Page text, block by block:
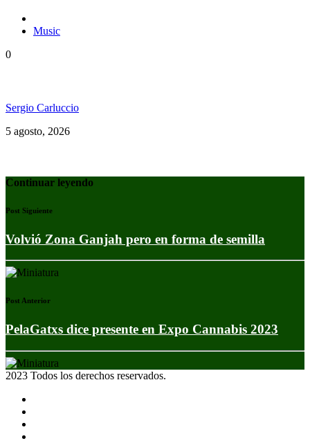
Music
0
Sergio Carluccio
5 agosto, 2026
Continuar leyendo
Post Siguiente
Volvió Zona Ganjah pero en forma de semilla
Post Anterior
PelaGatxs dice presente en Expo Cannabis 2023
2023 Todos los derechos reservados.